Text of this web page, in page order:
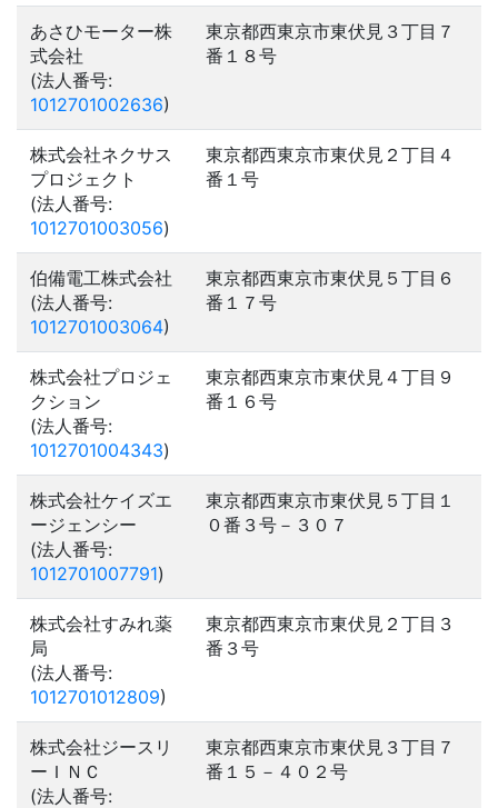
あさひモーター株
式会社
(法人番号:
1012701002636)
東京都西東京市東伏見３丁目７
番１８号
株式会社ネクサス
プロジェクト
(法人番号:
1012701003056)
東京都西東京市東伏見２丁目４
番１号
伯備電工株式会社
(法人番号:
1012701003064)
東京都西東京市東伏見５丁目６
番１７号
株式会社プロジェ
クション
(法人番号:
1012701004343)
東京都西東京市東伏見４丁目９
番１６号
株式会社ケイズエ
ージェンシー
(法人番号:
1012701007791)
東京都西東京市東伏見５丁目１
０番３号－３０７
株式会社すみれ薬
局
(法人番号:
1012701012809)
東京都西東京市東伏見２丁目３
番３号
株式会社ジースリ
ーＩＮＣ
(法人番号:
東京都西東京市東伏見３丁目７
番１５－４０２号